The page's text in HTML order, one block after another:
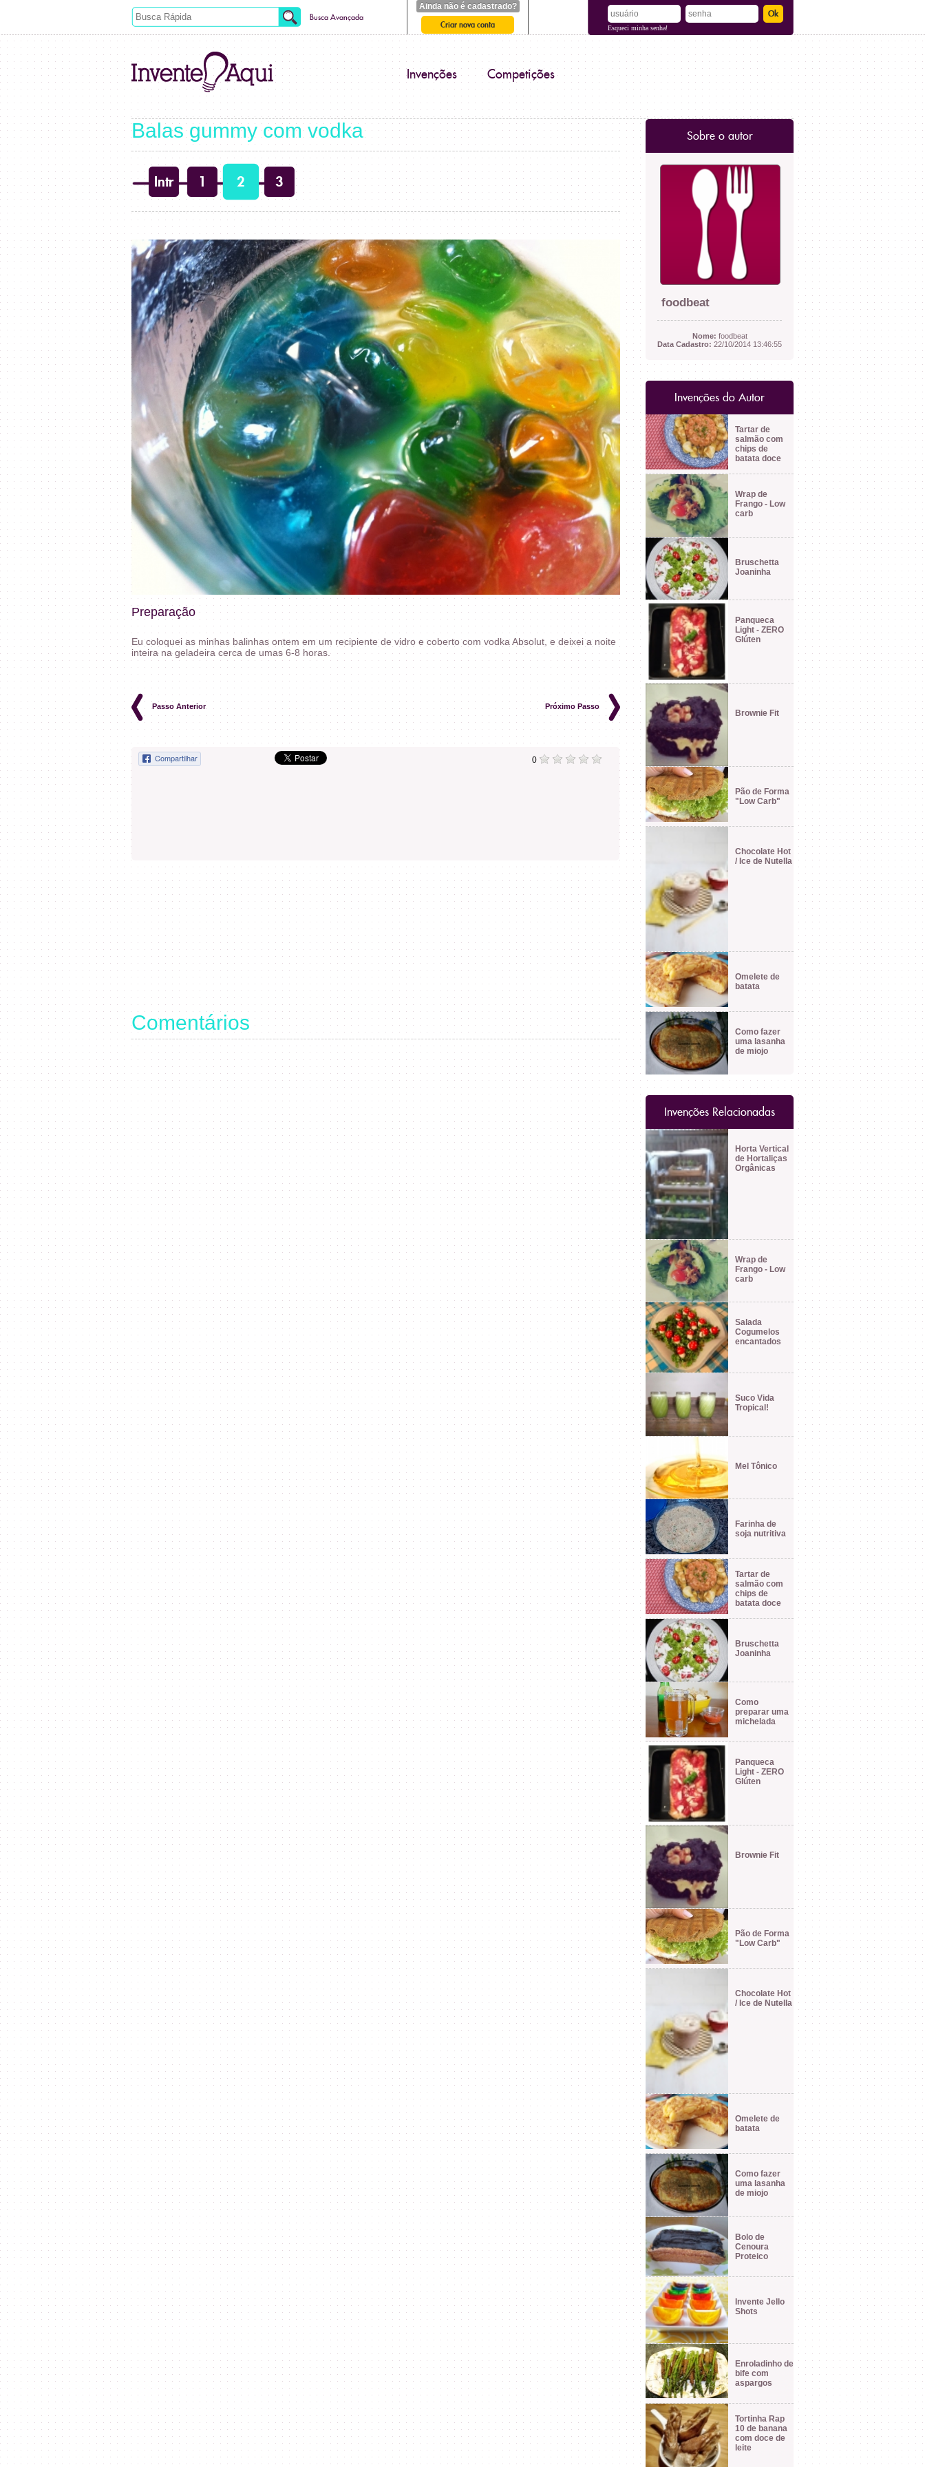
Busca Avançada
Ainda não é cadastrado?
Criar nova conta
Esqueci minha senha!
Invenções Competições
Balas gummy com vodka
Intr 1 2 3
Preparação
Eu coloquei as minhas balinhas ontem em um recipiente de vidro e coberto com vodka Absolut, e deixei a noite
inteira na geladeira cerca de umas 6-8 horas.
Passo Anterior Próximo Passo
Compartilhar 0
Comentários
Sobre o autor
foodbeat
Nome: foodbeat
Data Cadastro: 22/10/2014 13:46:55
Invenções do Autor
Tartar de
salmão com
chips de
batata doce
Wrap de
Frango - Low
carb
Bruschetta
Joaninha
Panqueca
Light - ZERO
Glúten
Brownie Fit
Pão de Forma
"Low Carb"
Chocolate Hot
/ Ice de Nutella
Omelete de
batata
Como fazer
uma lasanha
de miojo
Invenções Relacionadas
Horta Vertical
de Hortaliças
Orgânicas
Wrap de
Frango - Low
carb
Salada
Cogumelos
encantados
Suco Vida
Tropical!
Mel Tônico
Farinha de
soja nutritiva
Tartar de
salmão com
chips de
batata doce
Bruschetta
Joaninha
Como
preparar uma
michelada
Panqueca
Light - ZERO
Glúten
Brownie Fit
Pão de Forma
"Low Carb"
Chocolate Hot
/ Ice de Nutella
Omelete de
batata
Como fazer
uma lasanha
de miojo
Bolo de
Cenoura
Proteico
Invente Jello
Shots
Enroladinho de
bife com
aspargos
Tortinha Rap
10 de banana
com doce de
leite